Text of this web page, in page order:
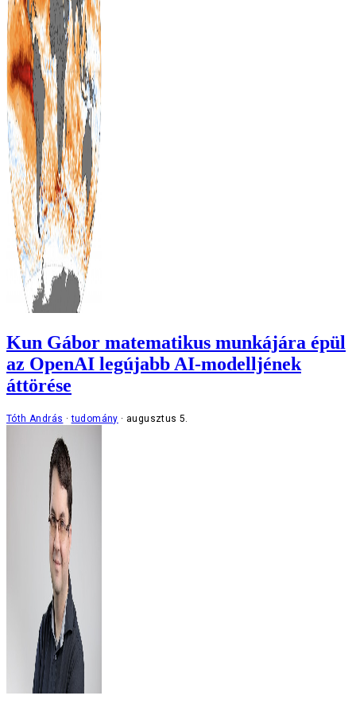
Kun Gábor matematikus munkájára épül
az OpenAI legújabb AI-modelljének
áttörése
Tóth András tudomány augusztus 5.